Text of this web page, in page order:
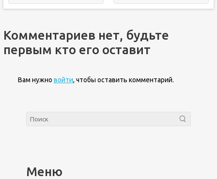
Комментариев нет, будьте
первым кто его оставит
Вам нужно войти, чтобы оставить комментарий.
Меню